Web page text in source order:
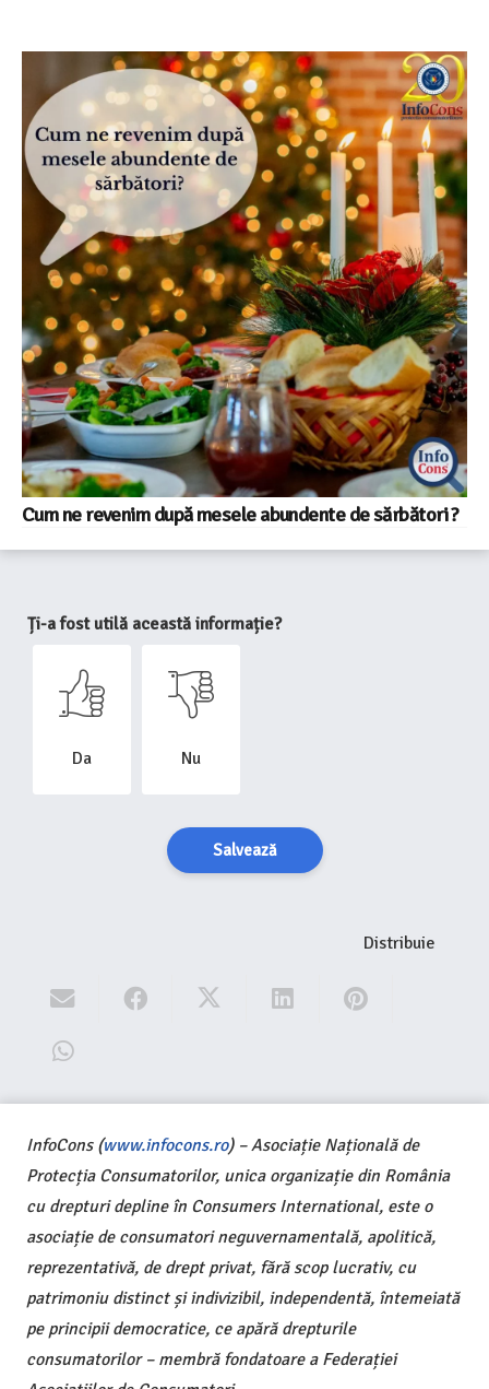
Cum ne revenim după mesele abundente de sărbători ?
Ți-a fost utilă această informație?
Da Nu
Salvează
Distribuie
InfoCons (www.infocons.ro) – Asociație Națională de
Protecția Consumatorilor, unica organizație din România
cu drepturi depline în Consumers International, este o
asociație de consumatori neguvernamentală, apolitică,
reprezentativă, de drept privat, fără scop lucrativ, cu
patrimoniu distinct și indivizibil, independentă, întemeiată
pe principii democratice, ce apără drepturile
consumatorilor – membră fondatoare a Federației